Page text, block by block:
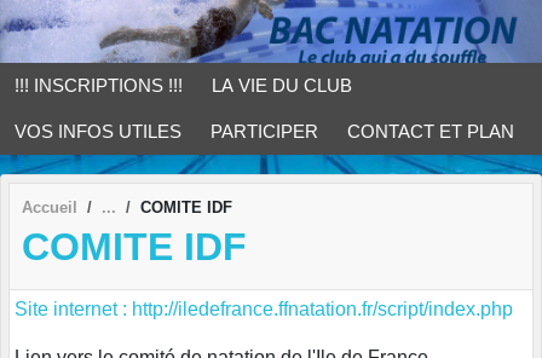
!!! INSCRIPTIONS !!! LA VIE DU CLUB
VOS INFOS UTILES PARTICIPER CONTACT ET PLAN
Accueil COMITE IDF
COMITE IDF
Site internet : http://iledefrance.ffnatation.fr/script/index.php